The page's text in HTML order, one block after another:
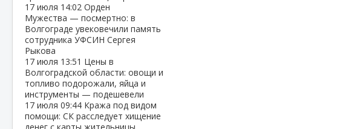
17 июля 14:02 Орден
Мужества — посмертно: в
Волгограде увековечили память
сотрудника УФСИН Сергея
Рыкова
17 июля 13:51 Цены в
Волгоградской области: овощи и
топливо подорожали, яйца и
инструменты — подешевели
17 июля 09:44 Кража под видом
помощи: СК расследует хищение